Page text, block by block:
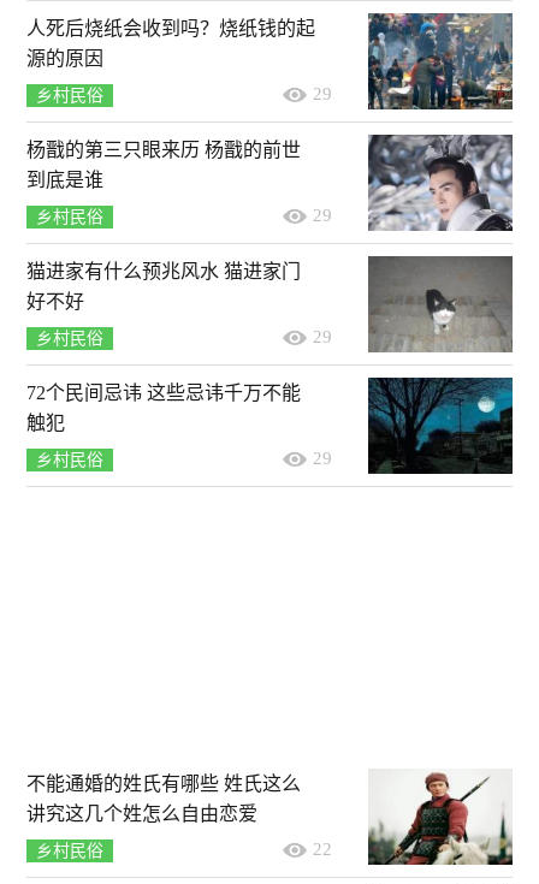
人死后烧纸会收到吗？烧纸钱的起
源的原因
乡村民俗 29
杨戬的第三只眼来历 杨戬的前世
到底是谁
乡村民俗 29
猫进家有什么预兆风水 猫进家门
好不好
乡村民俗 29
72个民间忌讳 这些忌讳千万不能
触犯
乡村民俗 29
不能通婚的姓氏有哪些 姓氏这么
讲究这几个姓怎么自由恋爱
乡村民俗 22